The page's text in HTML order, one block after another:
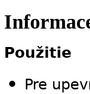
Použitie
Pre